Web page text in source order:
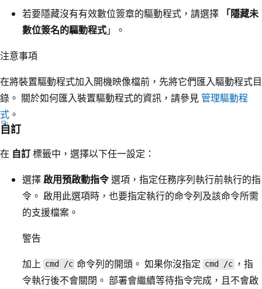
若要隱藏沒有有效數位簽章的驅動程式，請選擇
「隱藏未
數位簽名的驅動程式」。
注意事項
在將裝置驅動程式加入開機映像檔前，先將它們匯入驅動程式目
錄。 關於如何匯入裝置驅動程式的資訊，請參見管理驅動程
式 。
自訂
在 自訂標籤中，選擇以下任一設定：
選擇啟用預啟動指令選項，指定任務序列執行前執行的指
令。 啟用此選項時，也要指定執行的命令列及該命令所需
的支援檔案。
警告
加上 cmd /c 命令列的開頭。 如果你沒指定 cmd /c ，指
令執行後不會關閉。 部署會繼續等待指令完成，且不會啟